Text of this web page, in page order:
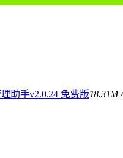
助手v2.0.24 免费版18.31M